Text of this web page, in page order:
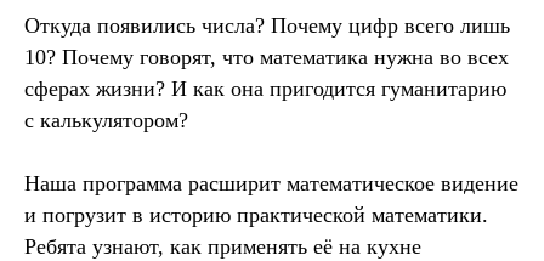
Откуда появились числа? Почему цифр всего лишь
10? Почему говорят, что математика нужна во всех
сферах жизни? И как она пригодится гуманитарию
с калькулятором?
Наша программа расширит математическое видение
и погрузит в историю практической математики.
Ребята узнают, как применять её на кухне